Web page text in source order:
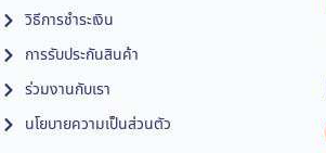
วิธีการชำระเงิน
การรับประกันสินค้า
ร่วมงานกับเรา
นโยบายความเป็นส่วนตัว